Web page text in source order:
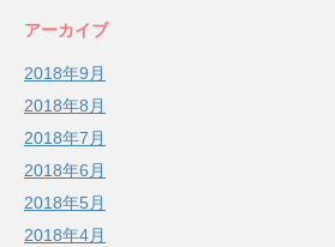
アーカイブ
2018年9月
2018年8月
2018年7月
2018年6月
2018年5月
2018年4月